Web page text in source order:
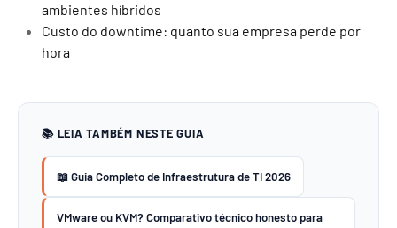
ambientes híbridos
Custo do downtime: quanto sua empresa perde por
hora
📚 LEIA TAMBÉM NESTE GUIA
📖 Guia Completo de Infraestrutura de TI 2026
VMware ou KVM? Comparativo técnico honesto para